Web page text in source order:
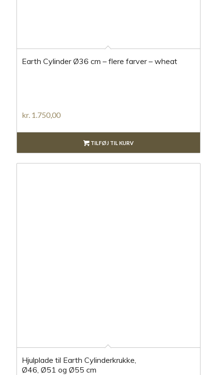
Earth Cylinder Ø36 cm – flere farver – wheat
kr.1.750,00
TILFØJ TIL KURV
Hjulplade til Earth Cylinderkrukke,
Ø46, Ø51 og Ø55 cm